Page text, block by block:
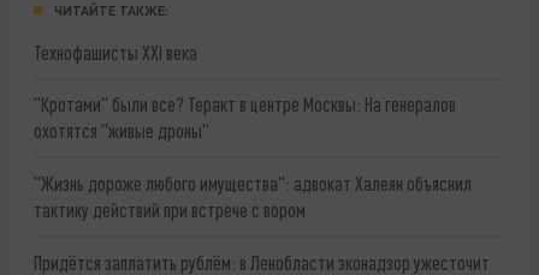
ЧИТАЙТЕ ТАКЖЕ:
Технофашисты XXI века
"Кротами" были все? Теракт в центре Москвы: На генералов
охотятся "живые дроны"
"Жизнь дороже любого имущества": адвокат Халеян объяснил
тактику действий при встрече с вором
Придётся заплатить рублём: в Ленобласти эконадзор ужесточит